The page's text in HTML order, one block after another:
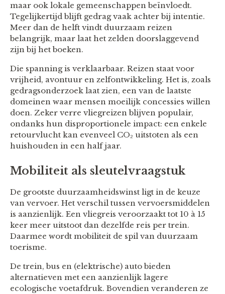
maar ook lokale gemeenschappen beïnvloedt.
Tegelijkertijd blijft gedrag vaak achter bij intentie.
Meer dan de helft vindt duurzaam reizen
belangrijk, maar laat het zelden doorslaggevend
zijn bij het boeken.
Die spanning is verklaarbaar. Reizen staat voor
vrijheid, avontuur en zelfontwikkeling. Het is, zoals
gedragsonderzoek laat zien, een van de laatste
domeinen waar mensen moeilijk concessies willen
doen. Zeker verre vliegreizen blijven populair,
ondanks hun disproportionele impact: een enkele
retourvlucht kan evenveel CO₂ uitstoten als een
huishouden in een half jaar.
Mobiliteit als sleutelvraagstuk
De grootste duurzaamheidswinst ligt in de keuze
van vervoer. Het verschil tussen vervoersmiddelen
is aanzienlijk. Een vliegreis veroorzaakt tot 10 à 15
keer meer uitstoot dan dezelfde reis per trein.
Daarmee wordt mobiliteit de spil van duurzaam
toerisme.
De trein, bus en (elektrische) auto bieden
alternatieven met een aanzienlijk lagere
ecologische voetafdruk. Bovendien veranderen ze